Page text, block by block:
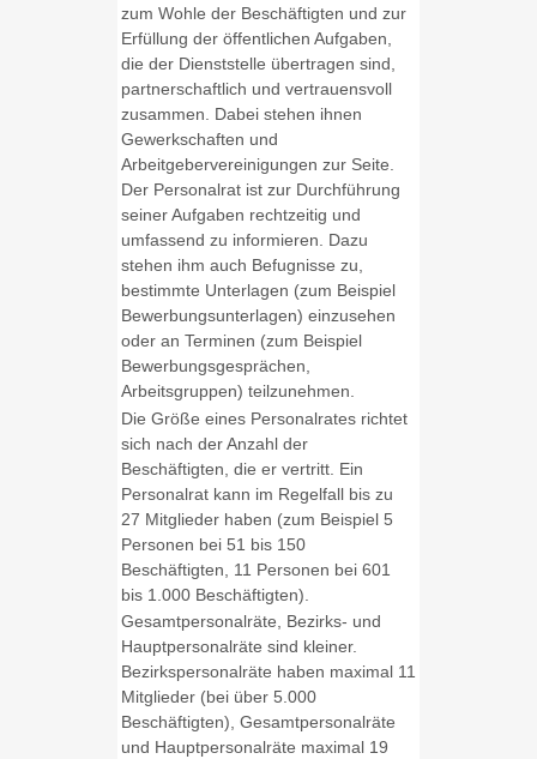
zum Wohle der Beschäftigten und zur
Erfüllung der öffentlichen Aufgaben,
die der Dienststelle übertragen sind,
partnerschaftlich und vertrauensvoll
zusammen. Dabei stehen ihnen
Gewerkschaften und
Arbeitgebervereinigungen zur Seite.
Der Personalrat ist zur Durchführung
seiner Aufgaben rechtzeitig und
umfassend zu informieren. Dazu
stehen ihm auch Befugnisse zu,
bestimmte Unterlagen (zum Beispiel
Bewerbungsunterlagen) einzusehen
oder an Terminen (zum Beispiel
Bewerbungsgesprächen,
Arbeitsgruppen) teilzunehmen.
Die Größe eines Personalrates richtet
sich nach der Anzahl der
Beschäftigten, die er vertritt. Ein
Personalrat kann im Regelfall bis zu
27 Mitglieder haben (zum Beispiel 5
Personen bei 51 bis 150
Beschäftigten, 11 Personen bei 601
bis 1.000 Beschäftigten).
Gesamtpersonalräte, Bezirks- und
Hauptpersonalräte sind kleiner.
Bezirkspersonalräte haben maximal 11
Mitglieder (bei über 5.000
Beschäftigten), Gesamtpersonalräte
und Hauptpersonalräte maximal 19